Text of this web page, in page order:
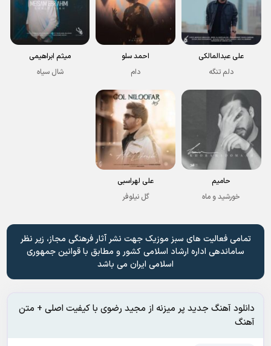
علی عبدالمالکی
دلم تنگه
احمد سلو
دام
میثم ابراهیمی
شال سیاه
حامیم
خورشید و ماه
علی لهراسبی
گل نیلوفر
تمامی فعالیت های سبز موزیک جهت نشر آثار فرهنگی مجاز، زیر نظر
ساماندهی اداره ارشاد اسلامی کشور و مطابق با قوانین جمهوری
اسلامی ایران می باشد
دانلود آهنگ جدید پر میزنه از مجید رضوی با کیفیت اصلی + متن
آهنگ